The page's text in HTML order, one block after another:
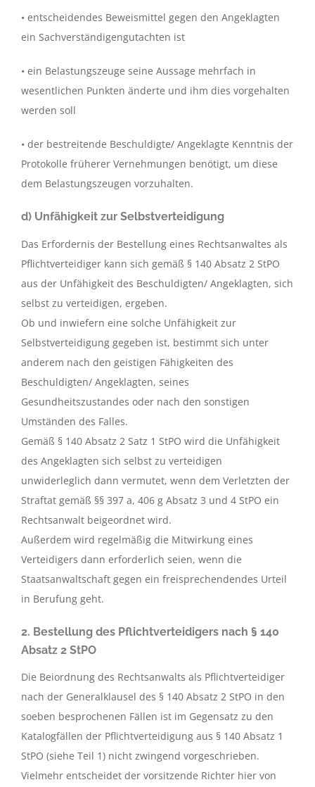
• entscheidendes Beweismittel gegen den Angeklagten
ein Sachverständigengutachten ist
• ein Belastungszeuge seine Aussage mehrfach in
wesentlichen Punkten änderte und ihm dies vorgehalten
werden soll
• der bestreitende Beschuldigte/ Angeklagte Kenntnis der
Protokolle früherer Vernehmungen benötigt, um diese
dem Belastungszeugen vorzuhalten.
d) Unfähigkeit zur Selbstverteidigung
Das Erfordernis der Bestellung eines Rechtsanwaltes als
Pflichtverteidiger kann sich gemäß § 140 Absatz 2 StPO
aus der Unfähigkeit des Beschuldigten/ Angeklagten, sich
selbst zu verteidigen, ergeben.
Ob und inwiefern eine solche Unfähigkeit zur
Selbstverteidigung gegeben ist, bestimmt sich unter
anderem nach den geistigen Fähigkeiten des
Beschuldigten/ Angeklagten, seines
Gesundheitszustandes oder nach den sonstigen
Umständen des Falles.
Gemäß § 140 Absatz 2 Satz 1 StPO wird die Unfähigkeit
des Angeklagten sich selbst zu verteidigen
unwiderleglich dann vermutet, wenn dem Verletzten der
Straftat gemäß §§ 397 a, 406 g Absatz 3 und 4 StPO ein
Rechtsanwalt beigeordnet wird.
Außerdem wird regelmäßig die Mitwirkung eines
Verteidigers dann erforderlich seien, wenn die
Staatsanwaltschaft gegen ein freisprechendendes Urteil
in Berufung geht.
2. Bestellung des Pflichtverteidigers nach § 140
Absatz 2 StPO
Die Beiordnung des Rechtsanwalts als Pflichtverteidiger
nach der Generalklausel des § 140 Absatz 2 StPO in den
soeben besprochenen Fällen ist im Gegensatz zu den
Katalogfällen der Pflichtverteidigung aus § 140 Absatz 1
StPO (siehe Teil 1) nicht zwingend vorgeschrieben.
Vielmehr entscheidet der vorsitzende Richter hier von